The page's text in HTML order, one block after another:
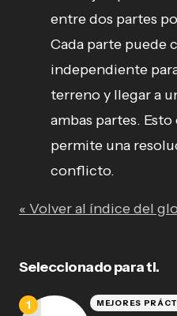
entre dos partes
Cada parte puede
independiente
terreno y llegar a
ambas partes.
permite una
conflicto.
« Volver al índice del
Seleccionado para ti.
MEJORES